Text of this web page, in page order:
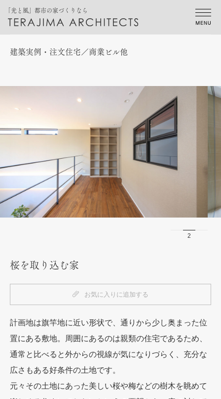
「光と風」都市の家づくりなら
建築実例・注文住宅／商業ビル他
2
桜を取り込む家
お気に入りに追加する
計画地は旗竿地に近い形状で、通りから少し奥まった位
置にある敷地。周囲にあるのは親類の住宅であるため、
通常と比べると外からの視線が気になりづらく、充分な
広さもある好条件の土地です。
元々その土地にあった美しい桜や梅などの樹木を眺めて